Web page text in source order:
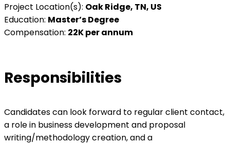
Project Location(s): Oak Ridge, TN, US
Education: Master’s Degree
Compensation: 22K per annum
Responsibilities
Candidates can look forward to regular client contact,
a role in business development and proposal
writing/methodology creation, and a